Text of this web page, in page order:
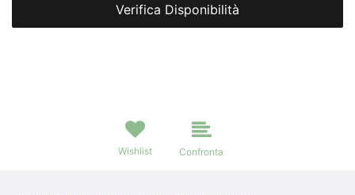
Verifica Disponibilità
Wishlist Confronta